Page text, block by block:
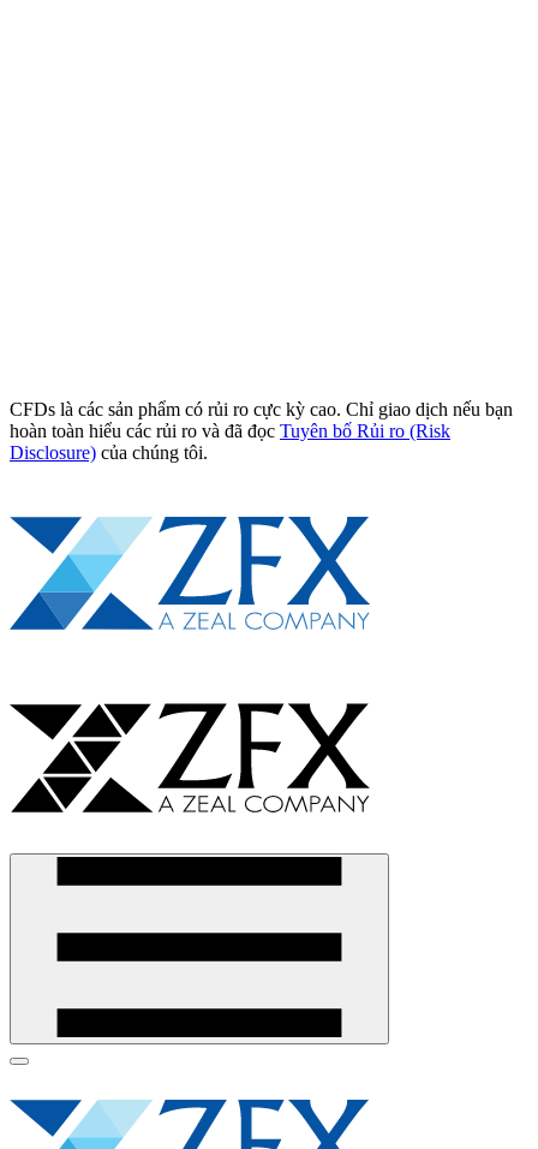
CFDs là các sản phẩm có rủi ro cực kỳ cao. Chỉ giao dịch nếu bạn
hoàn toàn hiểu các rủi ro và đã đọc Tuyên bố Rủi ro (Risk
Disclosure) của chúng tôi.